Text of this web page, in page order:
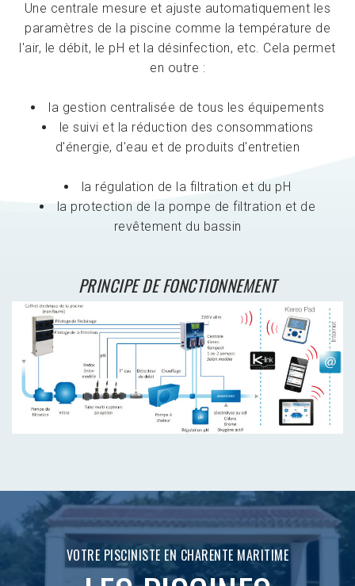
Une centrale mesure et ajuste automatiquement les
paramètres de la piscine comme la température de
l'air, le débit, le pH et la désinfection, etc. Cela permet
en outre :
la gestion centralisée de tous les équipements
le suivi et la réduction des consommations
d'énergie, d'eau et de produits d'entretien
la régulation de la filtration et du pH
la protection de la pompe de filtration et de
revêtement du bassin
PRINCIPE DE FONCTIONNEMENT
VOTRE PISCINISTE EN CHARENTE MARITIME